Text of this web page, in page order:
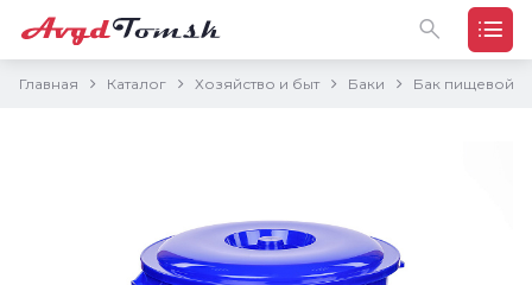
Главная Каталог Хозяйство и быт Баки Бак пищевой